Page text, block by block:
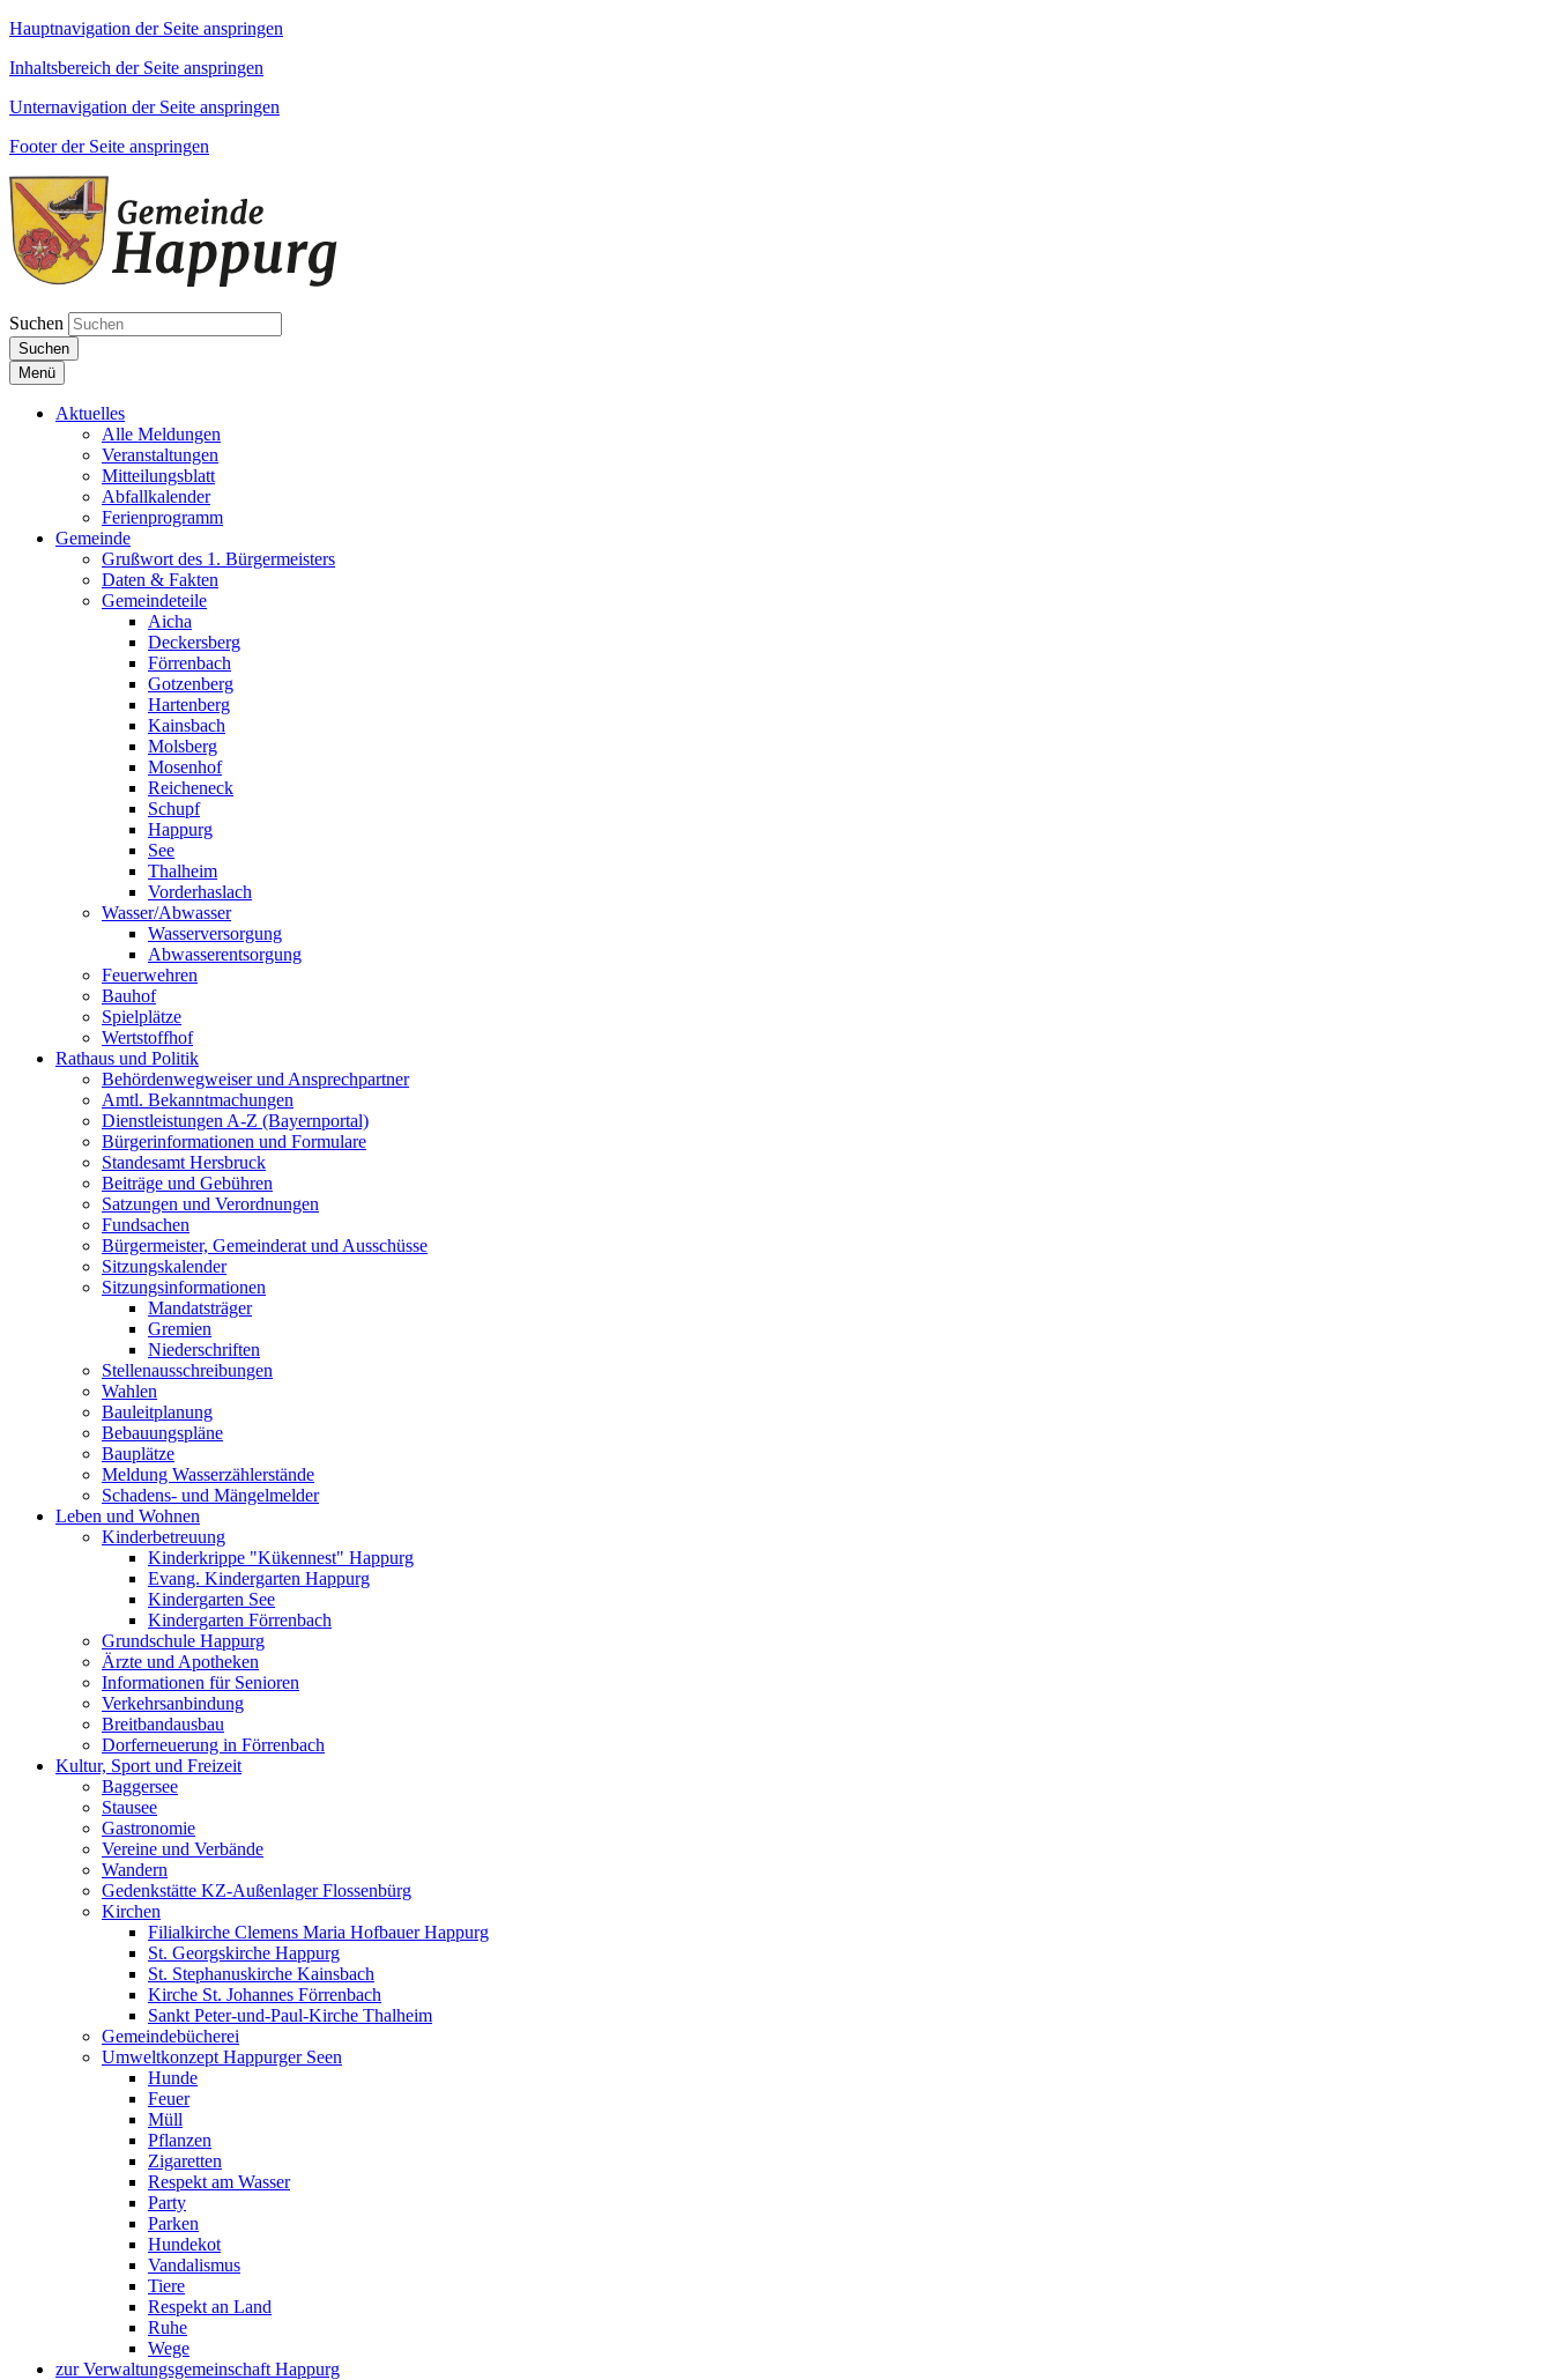
Hauptnavigation der Seite anspringen
Inhaltsbereich der Seite anspringen
Unternavigation der Seite anspringen
Footer der Seite anspringen
Suchen
Suchen
Menü
Aktuelles
Alle Meldungen
Veranstaltungen
Mitteilungsblatt
Abfallkalender
Ferienprogramm
Gemeinde
Grußwort des 1. Bürgermeisters
Daten & Fakten
Gemeindeteile
Aicha
Deckersberg
Förrenbach
Gotzenberg
Hartenberg
Kainsbach
Molsberg
Mosenhof
Reicheneck
Schupf
Happurg
See
Thalheim
Vorderhaslach
Wasser/Abwasser
Wasserversorgung
Abwasserentsorgung
Feuerwehren
Bauhof
Spielplätze
Wertstoffhof
Rathaus und Politik
Behördenwegweiser und Ansprechpartner
Amtl. Bekanntmachungen
Dienstleistungen A-Z (Bayernportal)
Bürgerinformationen und Formulare
Standesamt Hersbruck
Beiträge und Gebühren
Satzungen und Verordnungen
Fundsachen
Bürgermeister, Gemeinderat und Ausschüsse
Sitzungskalender
Sitzungsinformationen
Mandatsträger
Gremien
Niederschriften
Stellenausschreibungen
Wahlen
Bauleitplanung
Bebauungspläne
Bauplätze
Meldung Wasserzählerstände
Schadens- und Mängelmelder
Leben und Wohnen
Kinderbetreuung
Kinderkrippe "Kükennest" Happurg
Evang. Kindergarten Happurg
Kindergarten See
Kindergarten Förrenbach
Grundschule Happurg
Ärzte und Apotheken
Informationen für Senioren
Verkehrsanbindung
Breitbandausbau
Dorferneuerung in Förrenbach
Kultur, Sport und Freizeit
Baggersee
Stausee
Gastronomie
Vereine und Verbände
Wandern
Gedenkstätte KZ-Außenlager Flossenbürg
Kirchen
Filialkirche Clemens Maria Hofbauer Happurg
St. Georgskirche Happurg
St. Stephanuskirche Kainsbach
Kirche St. Johannes Förrenbach
Sankt Peter-und-Paul-Kirche Thalheim
Gemeindebücherei
Umweltkonzept Happurger Seen
Hunde
Feuer
Müll
Pflanzen
Zigaretten
Respekt am Wasser
Party
Parken
Hundekot
Vandalismus
Tiere
Respekt an Land
Ruhe
Wege
zur Verwaltungsgemeinschaft Happurg